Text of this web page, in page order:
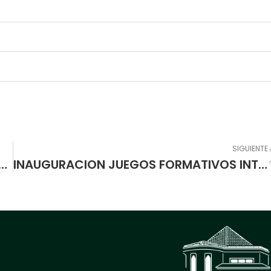
BÁSICA EN LA FORMACIÓN DE CIUDADANOS GLOBALES”
SIGUIENTE
INAUGURACION JUEGOS FORMATIVOS INTERCURSOS 2014